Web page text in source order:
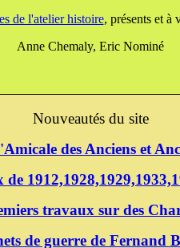
de l'atelier histoire, présents et à
Anne Chemaly, Eric Nominé
Nouveautés du site
des Anciens et
travaux sur des
de guerre de Fernand